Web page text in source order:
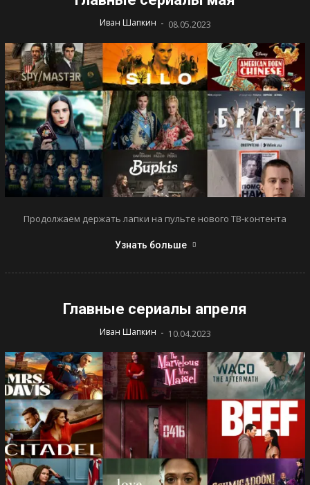
Иван Шапкин - 08.05.2023
Продолжаем держать лапки на пульте нового ТВ-контента
Узнать больше
Главные сериалы апреля
Иван Шапкин - 10.04.2023